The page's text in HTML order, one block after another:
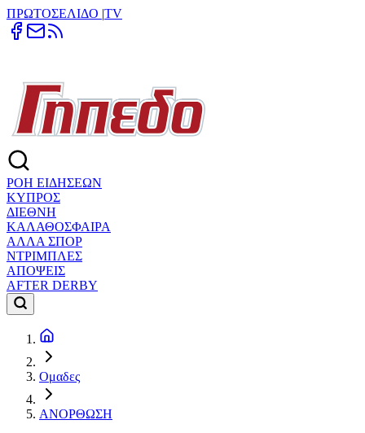
ΠΡΩΤΟΣΕΛΙΔΟ |TV
ΡΟΗ ΕΙΔΗΣΕΩΝ
ΚΥΠΡΟΣ
ΔΙΕΘΝΗ
ΚΑΛΑΘΟΣΦΑΙΡΑ
ΑΛΛΑ ΣΠΟΡ
ΝΤΡΙΜΠΛΕΣ
ΑΠΟΨΕΙΣ
AFTER DERBY
Ομαδες
ΑΝΟΡΘΩΣΗ